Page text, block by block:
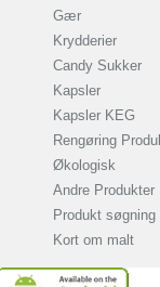
Gær
Krydderier
Candy Sukker
Kapsler
Kapsler KEG
Rengøring
Økologisk
Andre Produkter
Produkt søgning
Kort om malt